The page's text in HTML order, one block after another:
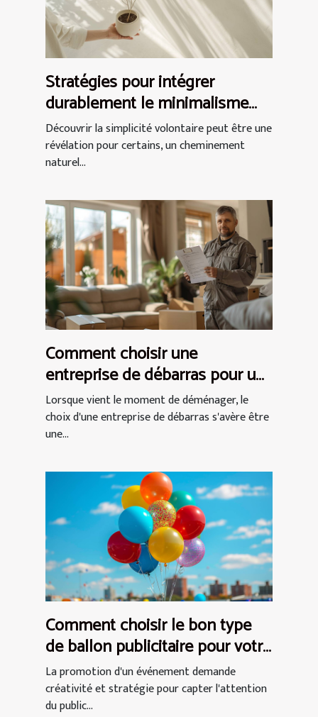
Stratégies pour intégrer
durablement le minimalisme
dans son quotidien
Découvrir la simplicité volontaire peut être une
révélation pour certains, un cheminement
naturel...
Comment choisir une
entreprise de débarras pour un
déménagement efficace
Lorsque vient le moment de déménager, le
choix d'une entreprise de débarras s'avère être
une...
Comment choisir le bon type
de ballon publicitaire pour votre
événement
La promotion d'un événement demande
créativité et stratégie pour capter l'attention
du public...